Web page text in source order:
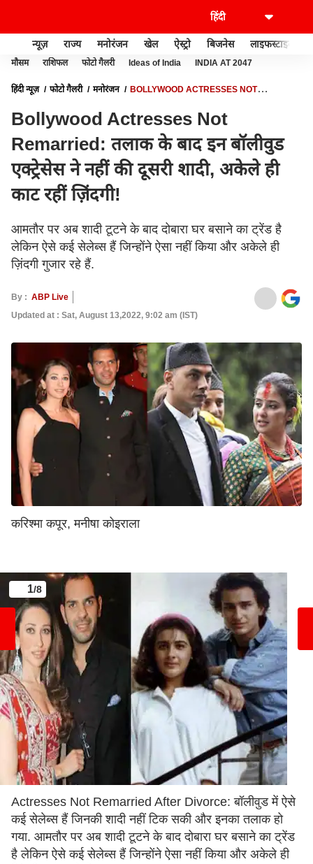
न्यूज़ राज्य मनोरंजन खेल ऐस्ट्रो बिजनेस लाइफस्टाइल
मौसम राशिफल फोटो गैलरी Ideas of India INDIA AT 2047
हिंदी न्यूज़ फोटो गैलरी मनोरंजन
BOLLYWOOD ACTRESSES NOT
ज़िंदगी!
Bollywood Actresses Not
Remarried: तलाक के बाद इन बॉलीवुड
एक्ट्रेसेस ने नहीं की दूसरी शादी, अकेले ही
काट रहीं ज़िंदगी!
आमतौर पर अब शादी टूटने के बाद दोबारा घर बसाने का ट्रेंड है
लेकिन ऐसे कई सेलेब्स हैं जिन्होंने ऐसा नहीं किया और अकेले ही
ज़िंदगी गुजार रहे हैं.
By : ABP Live
Updated at : Sat, August 13,2022, 9:02 am (IST)
करिश्मा कपूर, मनीषा कोइराला
1/8
Actresses Not Remarried After Divorce: बॉलीवुड में ऐसे
कई सेलेब्स हैं जिनकी शादी नहीं टिक सकी और इनका तलाक हो
गया. आमतौर पर अब शादी टूटने के बाद दोबारा घर बसाने का ट्रेंड
है लेकिन ऐसे कई सेलेब्स हैं जिन्होंने ऐसा नहीं किया और अकेले ही